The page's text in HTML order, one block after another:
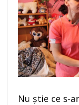
Nu ştie ce s-